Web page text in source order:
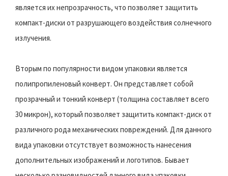
является их непрозрачность, что позволяет защитить
компакт-диски от разрушающего воздействия солнечного
излучения.
Вторым по популярности видом упаковки является
полипропиленовый конверт. Он представляет собой
прозрачный и тонкий конверт (толщина составляет всего
30 микрон), который позволяет защитить компакт-диск от
различного рода механических повреждений. Для данного
вида упаковки отсутствует возможность нанесения
дополнительных изображений и логотипов. Бывает